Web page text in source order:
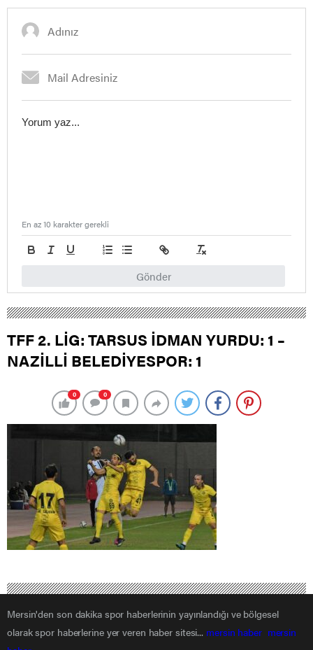
Gönder
En az 10 karakter gerekli
TFF 2. LİG: TARSUS İDMAN YURDU: 1 –
NAZİLLİ BELEDİYESPOR: 1
0 0
Mersin'den son dakika spor haberlerinin yayınlandığı ve bölgesel
olarak spor haberlerine yer veren haber sitesi... mersin haber mersin